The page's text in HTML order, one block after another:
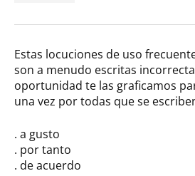
Estas locuciones de uso
son a menudo escritas
oportunidad te las graficamos
una vez por todas que se escriben
. a gusto
. por tanto
. de acuerdo